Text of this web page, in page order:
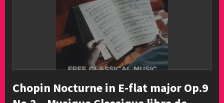
Chopin Nocturne in E-flat major Op.9